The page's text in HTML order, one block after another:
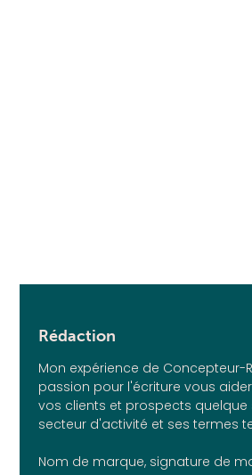
Rédaction
Mon expérience de Concepteur-
passion pour l'écriture vous
vos clients et prospects quelque
secteur d'activité et ses termes
Nom de marque, signature de